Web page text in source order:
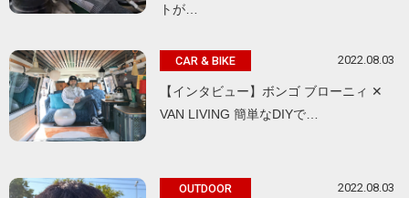
トが…
CAR & BIKE 2022.08.03
【インタビュー】ボンゴ ブローニィ ✕
VAN LIVING 簡単なDIYで…
OUTDOOR 2022.08.03